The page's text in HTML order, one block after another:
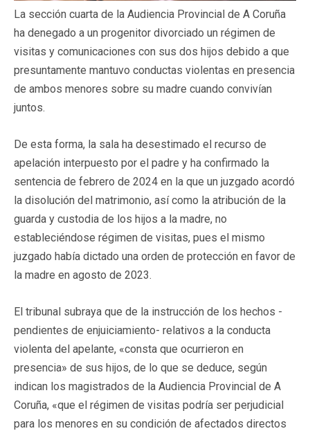
La sección cuarta de la Audiencia Provincial de A Coruña
ha denegado a un progenitor divorciado un régimen de
visitas y comunicaciones con sus dos hijos debido a que
presuntamente mantuvo conductas violentas en presencia
de ambos menores sobre su madre cuando convivían
juntos.
De esta forma, la sala ha desestimado el recurso de
apelación interpuesto por el padre y ha confirmado la
sentencia de febrero de 2024 en la que un juzgado acordó
la disolución del matrimonio, así como la atribución de la
guarda y custodia de los hijos a la madre, no
estableciéndose régimen de visitas, pues el mismo
juzgado había dictado una orden de protección en favor de
la madre en agosto de 2023.
El tribunal subraya que de la instrucción de los hechos -
pendientes de enjuiciamiento- relativos a la conducta
violenta del apelante, «consta que ocurrieron en
presencia» de sus hijos, de lo que se deduce, según
indican los magistrados de la Audiencia Provincial de A
Coruña, «que el régimen de visitas podría ser perjudicial
para los menores en su condición de afectados directos